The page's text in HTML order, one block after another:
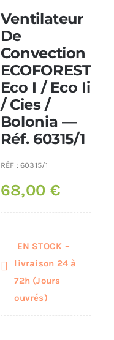
Ventilateur
De
Convection
ECOFOREST
Eco I / Eco Ii
/ Cies /
Bolonia —
Réf. 60315/1
RÉF :60315/1
68,00€
EN STOCK –
livraison 24 à
72h (Jours
ouvrés)